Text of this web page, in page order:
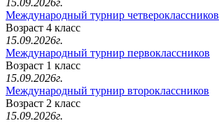
Международный турнир четвероклассников
Возраст 4 класс
15.09.2026г.
Международный турнир первоклассников
Возраст 1 класс
15.09.2026г.
Международный турнир второклассников
Возраст 2 класс
15.09.2026г.